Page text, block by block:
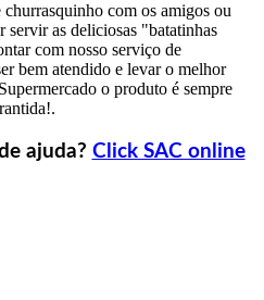
churrasquinho com os amigos ou
as deliciosas "batatinhas
com nosso serviço de
bem atendido e levar o melhor
o produto é sempre
ajuda? Click SAC online